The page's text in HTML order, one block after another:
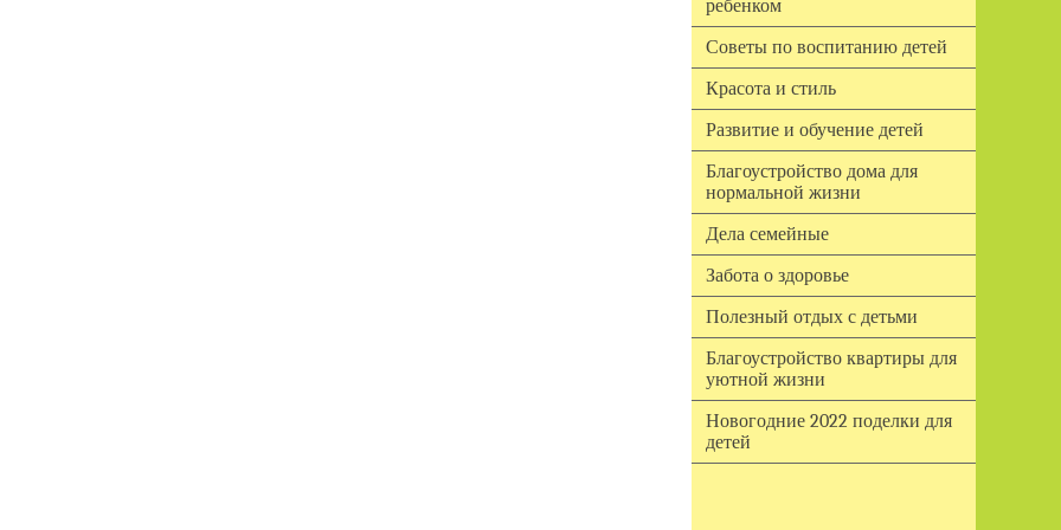
ребенком
Советы по воспитанию детей
Красота и стиль
Развитие и обучение детей
Благоустройство дома для
нормальной жизни
Дела семейные
Забота о здоровье
Полезный отдых с детьми
Благоустройство квартиры для
уютной жизни
Новогодние 2022 поделки для
детей